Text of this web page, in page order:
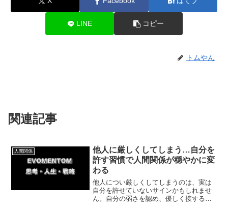
LINE コピー
トムやん
関連記事
人間関係
他人に厳しくしてしまう…自分を
許す習慣で人間関係が穏やかに変
わる
他人につい厳しくしてしまうのは、実は
自分を許せていないサインかもしれませ
ん。自分の弱さを認め、優しく接する小